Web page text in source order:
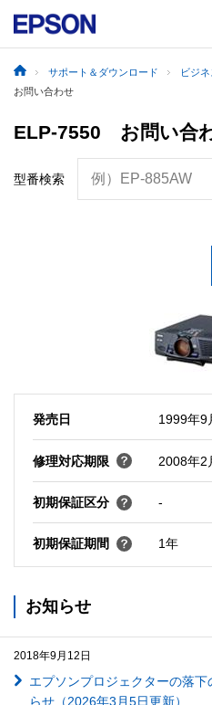
サポート＆ダウンロード ビジ
お問い合わせ
ELP-7550 お問い合
型番検索 例）EP-885AW
発売日 1999年9
修理対応期限 2008年2
初期保証区分 -
初期保証期間 1年
お知らせ
2018年9月12日
エプソンプロジェクターの落
らせ（2026年3月5日更新）